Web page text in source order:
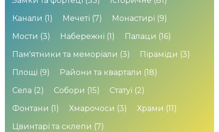
Канали (1) Мечеті (7) Монастирі (9)
Мости (3) Набережні (1) Палаци (16)
Пам'ятники та меморіали (3) Піраміди (3)
Площі (9) Райони та квартали (18)
Села (2) Собори (15) Статуї (2)
Фонтани (1) Хмарочоси (3) Храми (11)
Цвинтарі та склепи (7)